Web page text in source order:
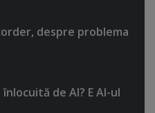
despre problema
de AI? E AI-ul